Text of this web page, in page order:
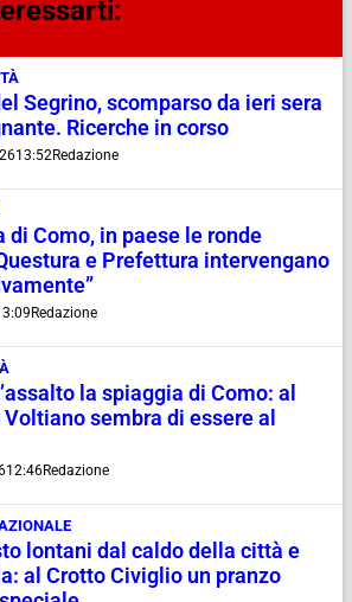
Segrino, scomparso da ieri sera
Ricerche in corso
13:52Redazione
di Como, in paese le ronde
e Prefettura intervengano
Redazione
la spiaggia di Como: al
sembra di essere al
12:46Redazione
lontani dal caldo della città e
al Crotto Civiglio un pranzo